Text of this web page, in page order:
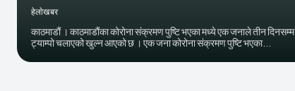
हेलाेखबर
काठमाडौं । काठमाडौंका कोरोना संक्रमण पुष्टि भएका मध्ये एक जनाले तीन दिनसम्म
ट्याम्पो चलाएको खुल्न आएको छ । एक जना कोरोना संक्रमण पुष्टि भएका...